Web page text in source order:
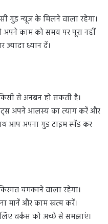
गुड न्यूज के मिलने वाला रहेगा।
काम को समय पर पूरा नहीं
ध्यान दें।
से अनबन हो सकती है।
अपने आलस्य का त्याग करें और
आप अपना गुड टाइम स्पेंड कर
चमकाने वाला रहेगा।
मानें और काम खत्म करें।
वर्कस को अच्छे से समझाएं।